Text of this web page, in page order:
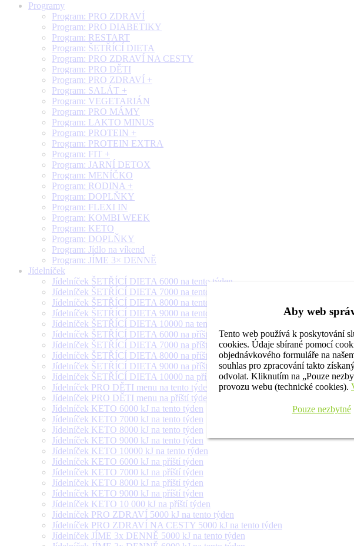
Aby web
Tento web používá k poskytování
cookies. Údaje sbírané pomocí
objednávkového formuláře na
souhlas pro zpracování takto
odvolat. Kliknutím na „Pouze
provozu webu (technické cookies).
Pouze nezbytné
Programy
Program: PRO ZDRAVÍ
Program: PRO DIABETIKY
Program: RESTART
Program: ŠETŘÍCÍ DIETA
Program: PRO ZDRAVÍ NA CESTY
Program: PRO DĚTI
Program: PRO ZDRAVÍ +
Program: SALÁT +
Program: VEGETARIÁN
Program: PRO MÁMY
Program: LAKTO MINUS
Program: PROTEIN +
Program: PROTEIN EXTRA
Program: FIT +
Program: JARNÍ DETOX
Program: MENÍČKO
Program: RODINA +
Program: DOPLŇKY
Program: FLEXI IN
Program: KOMBI WEEK
Program: KETO
Program: DOPLŇKY
Program: Jídlo na víkend
Program: JÍME 3× DENNĚ
Jídelníček
Jídelníček ŠETŘÍCÍ DIETA 6000 na tento týden
Jídelníček ŠETŘÍCÍ DIETA 7000 na tento týden
Jídelníček ŠETŘÍCÍ DIETA 8000 na tento týden
Jídelníček ŠETŘÍCÍ DIETA 9000 na tento týden
Jídelníček ŠETŘÍCÍ DIETA 10000 na tento týden
Jídelníček ŠETŘÍCÍ DIETA 6000 na příští týden
Jídelníček ŠETŘÍCÍ DIETA 7000 na příští týden
Jídelníček ŠETŘÍCÍ DIETA 8000 na příští týden
Jídelníček ŠETŘÍCÍ DIETA 9000 na příští týden
Jídelníček ŠETŘÍCÍ DIETA 10000 na příští týden
Jídelníček PRO DĚTI menu na tento týden
Jídelníček PRO DĚTI menu na příští týden
Jídelníček KETO 6000 kJ na tento týden
Jídelníček KETO 7000 kJ na tento týden
Jídelníček KETO 8000 kJ na tento týden
Jídelníček KETO 9000 kJ na tento týden
Jídelníček KETO 10000 kJ na tento týden
Jídelníček KETO 6000 kJ na příští týden
Jídelníček KETO 7000 kJ na příští týden
Jídelníček KETO 8000 kJ na příští týden
Jídelníček KETO 9000 kJ na příští týden
Jídelníček KETO 10 000 kJ na příští týden
Jídelníček PRO ZDRAVÍ 5000 kJ na tento týden
Jídelníček PRO ZDRAVÍ NA CESTY 5000 kJ na tento týden
Jídelníček JÍME 3x DENNĚ 5000 kJ na tento týden